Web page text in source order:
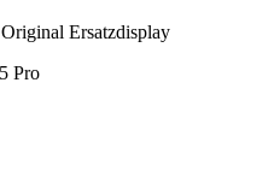
Ersatzdisplay
Pro